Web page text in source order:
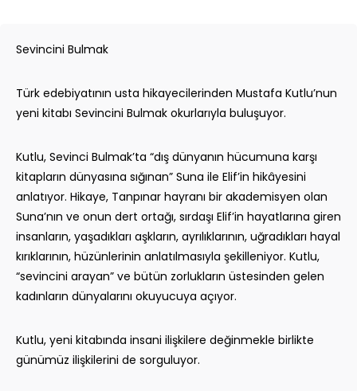
Sevincini Bulmak
Türk edebiyatının usta hikayecilerinden Mustafa Kutlu’nun
yeni kitabı Sevincini Bulmak okurlarıyla buluşuyor.
Kutlu, Sevinci Bulmak’ta “dış dünyanın hücumuna karşı
kitapların dünyasına sığınan” Suna ile Elif’in hikâyesini
anlatıyor. Hikaye, Tanpınar hayranı bir akademisyen olan
Suna’nın ve onun dert ortağı, sırdaşı Elif’in hayatlarına giren
insanların, yaşadıkları aşkların, ayrılıklarının, uğradıkları hayal
kırıklarının, hüzünlerinin anlatılmasıyla şekilleniyor. Kutlu,
“sevincini arayan” ve bütün zorlukların üstesinden gelen
kadınların dünyalarını okuyucuya açıyor.
Kutlu, yeni kitabında insani ilişkilere değinmekle birlikte
günümüz ilişkilerini de sorguluyor.